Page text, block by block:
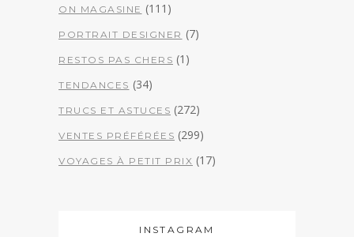
ON MAGASINE (111)
PORTRAIT DESIGNER (7)
RESTOS PAS CHERS (1)
TENDANCES (34)
TRUCS ET ASTUCES (272)
VENTES PRÉFÉRÉES (299)
VOYAGES À PETIT PRIX (17)
INSTAGRAM